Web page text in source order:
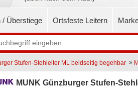
/ Überstiege Ortsfeste Leitern
Stufen-Stehleiter ML beidseitig begehbar »
MUNK Günzburger Stufen-